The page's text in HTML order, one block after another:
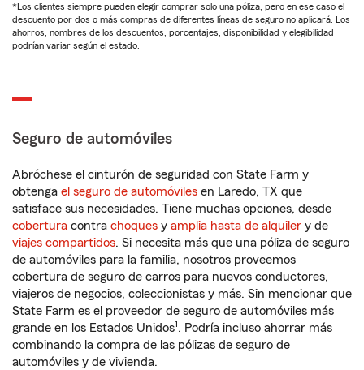
*Los clientes siempre pueden elegir comprar solo una póliza, pero en ese caso el
descuento por dos o más compras de diferentes líneas de seguro no aplicará. Los
ahorros, nombres de los descuentos, porcentajes, disponibilidad y elegibilidad
podrían variar según el estado.
Seguro de automóviles
Abróchese el cinturón de seguridad con State Farm y
obtenga el seguro de automóviles en Laredo, TX que
satisface sus necesidades. Tiene muchas opciones, desde
cobertura contra choques y amplia hasta de alquiler y de
viajes compartidos. Si necesita más que una póliza de seguro
de automóviles para la familia, nosotros proveemos
cobertura de seguro de carros para nuevos conductores,
viajeros de negocios, coleccionistas y más. Sin mencionar que
State Farm es el proveedor de seguro de automóviles más
grande en los Estados Unidos1 . Podría incluso ahorrar más
combinando la compra de las pólizas de seguro de
automóviles y de vivienda.